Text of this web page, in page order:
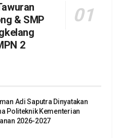
& SMP
2
Adi Saputra Dinyatakan
Politeknik Kementerian
2026-2027